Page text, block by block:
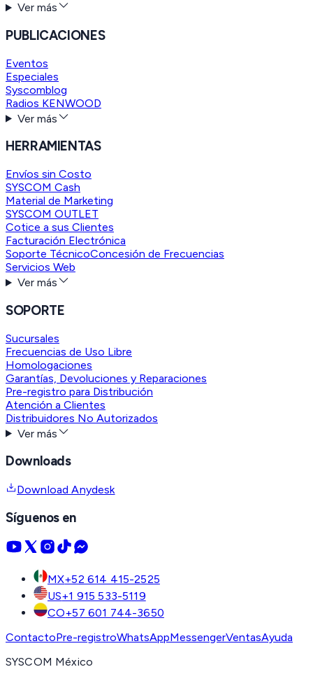
Ver más
PUBLICACIONES
Eventos
Especiales
Syscomblog
Radios KENWOOD
Ver más
HERRAMIENTAS
Envíos sin Costo
SYSCOM Cash
Material de Marketing
SYSCOM OUTLET
Cotice a sus Clientes
Facturación Electrónica
Soporte TécnicoConcesión de Frecuencias
Servicios Web
Ver más
SOPORTE
Sucursales
Frecuencias de Uso Libre
Homologaciones
Garantías, Devoluciones y Reparaciones
Pre-registro para Distribución
Atención a Clientes
Distribuidores No Autorizados
Ver más
Downloads
Download Anydesk
Síguenos en
MX+52 614 415-2525
US+1 915 533-5119
CO+57 601 744-3650
ContactoPre-registroWhatsAppMessengerVentasAyuda
SYSCOM México